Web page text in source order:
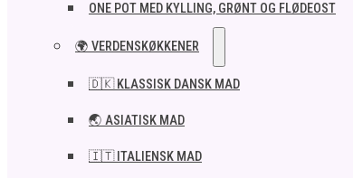
ONE POT MED KYLLING, GRØNT OG FLØDEOST
🌍 VERDENSKØKKENER
🇩🇰 KLASSISK DANSK MAD
🌏 ASIATISK MAD
🇮🇹 ITALIENSK MAD​